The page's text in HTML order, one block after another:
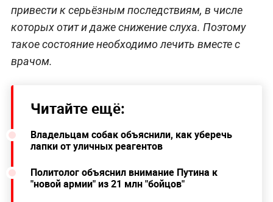
привести к серьёзным последствиям, в числе
которых отит и даже снижение слуха. Поэтому
такое состояние необходимо лечить вместе с
врачом.
Читайте ещё:
Владельцам собак объяснили, как уберечь
лапки от уличных реагентов
Политолог объяснил внимание Путина к
"новой армии" из 21 млн "бойцов"